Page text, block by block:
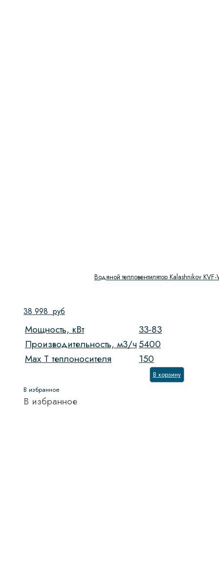
Водяной тепловентилятор Kalashnikov
38 998 руб
Мощность, кВт
33-83
Производительность, м3/ч5400
Max T теплоносителя
150
В корзину
В избранное
В избранное